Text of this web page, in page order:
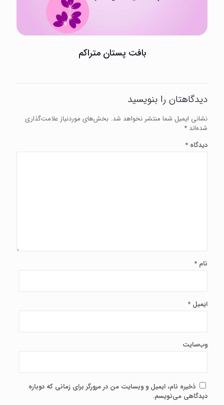
بافت پستان متراکم
دیدگاهتان را بنویسید
نشانی ایمیل شما منتشر نخواهد شد. بخش‌های موردنیاز علامت‌گذاری
شده‌اند *
دیدگاه *
نام *
ایمیل *
وب‌سایت
ذخیره نام، ایمیل و وبسایت من در مرورگر برای زمانی که دوباره
دیدگاهی می‌نویسم.